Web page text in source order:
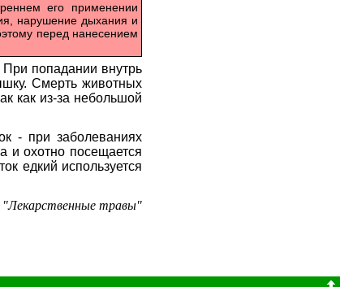
его применении
нарушение дыхания и
перед нанесением
попадании внутрь
Смерть животных
как из-за небольшой
- при заболеваниях
и охотно посещается
едкий используется
травы"